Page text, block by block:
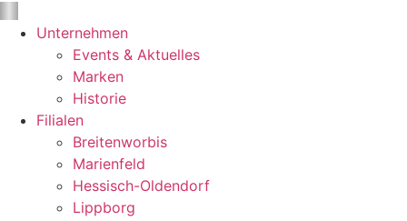
Unternehmen
Events & Aktuelles
Marken
Historie
Filialen
Breitenworbis
Marienfeld
Hessisch-Oldendorf
Lippborg